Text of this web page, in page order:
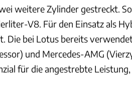
weitere Zylinder gestreckt.
V8. Für den Einsatz als
Die bei Lotus bereits
und Mercedes-AMG
für die angestrebte Leistung,